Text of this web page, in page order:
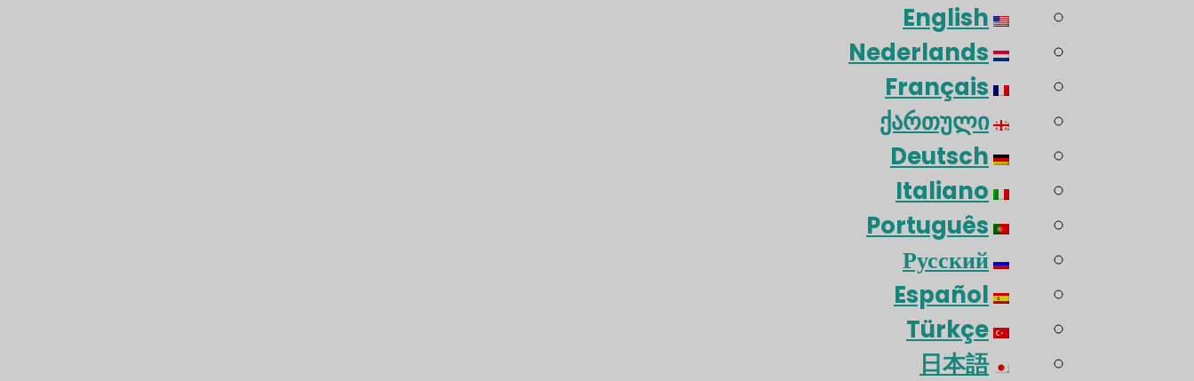
English
Nederlands
Français
ქართული
Deutsch
Italiano
Português
Русский
Español
Türkçe
日本語